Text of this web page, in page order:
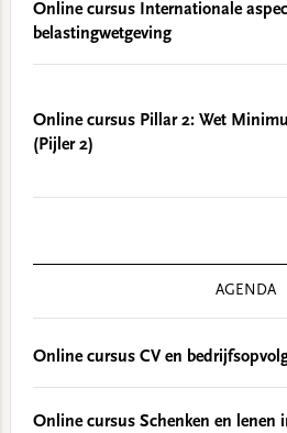
Online cursus Internationale
belastingwetgeving
Online cursus Pillar 2: Wet
(Pijler 2)
AGENDA
Online cursus CV en
Online cursus Schenken en lenen